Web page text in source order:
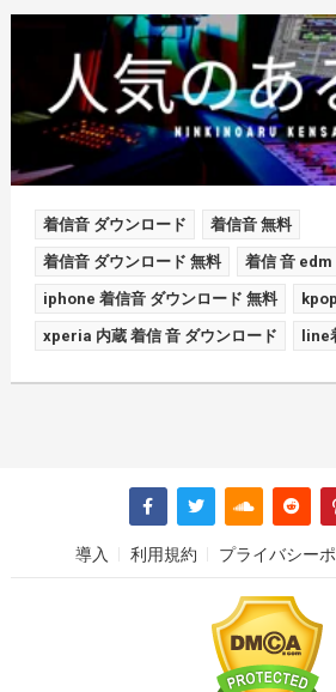
着信音 ダウンロード 着信音 無料
着信音 ダウンロード 無料 着信 音 edm
iphone 着信音 ダウンロード 無料
xperia 内蔵 着信 音 ダウンロード line
導入 利用規約 プライバシー